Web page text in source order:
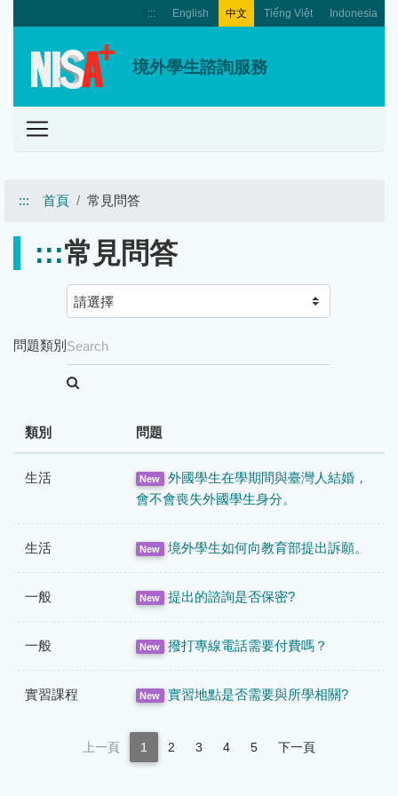
::: English 中文 Tiếng Việt Indonesia
境外學生諮詢服務
::: 首頁 常見問答
:::常見問答
問題類別
類別 問題
生活 New
外國學生在學期間與臺灣人結婚，
會不會喪失外國學生身分。
生活 New 境外學生如何向教育部提出訴願。
一般 New 提出的諮詢是否保密?
一般 New 撥打專線電話需要付費嗎？
實習課程 New 實習地點是否需要與所學相關?
上一頁 1 2 3 4 5 下一頁